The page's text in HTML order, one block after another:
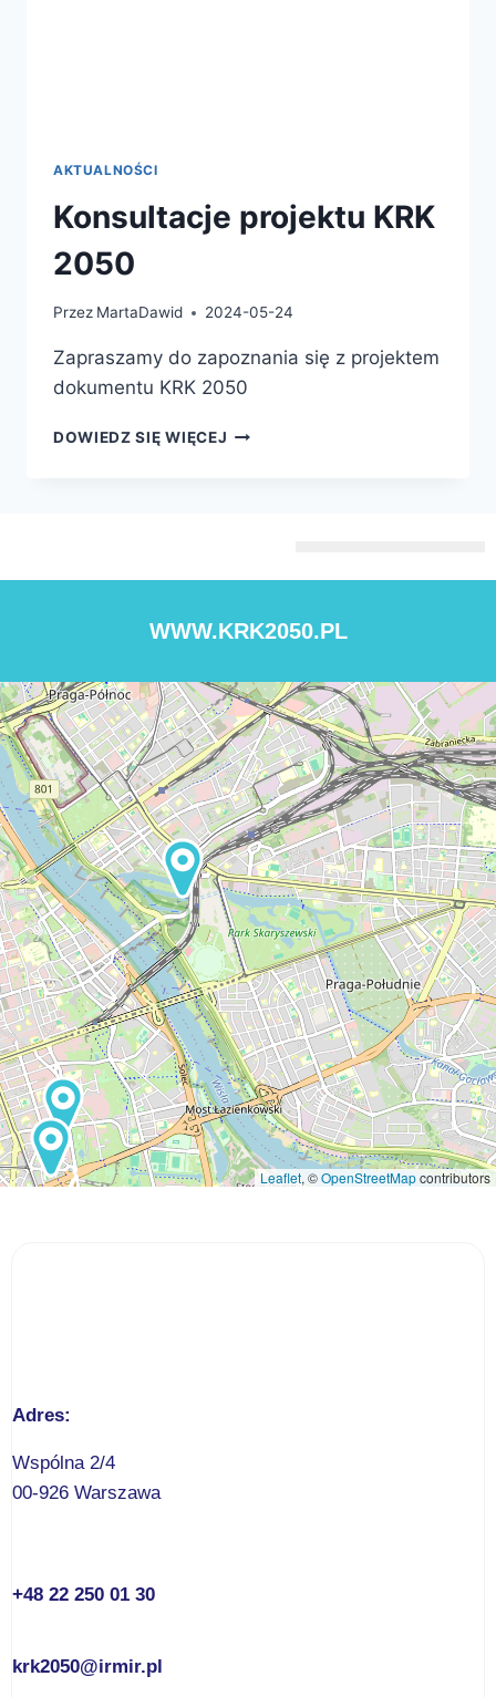
AKTUALNOŚCI
Konsultacje projektu KRK
2050
Przez MartaDawid 2024-05-24
Zapraszamy do zapoznania się z projektem
dokumentu KRK 2050
DOWIEDZ SIĘ WIĘCEJ
WWW.KRK2050.PL
Leaflet, ©OpenStreetMapcontributors
Adres:
Wspólna 2/4
00-926 Warszawa
+48 22 250 01 30
krk2050@irmir.pl